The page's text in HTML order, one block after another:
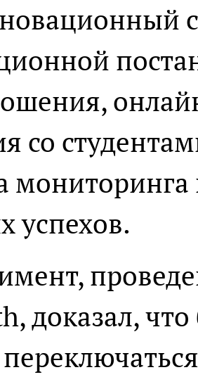
со
мониторинга
успехов.
доказал,